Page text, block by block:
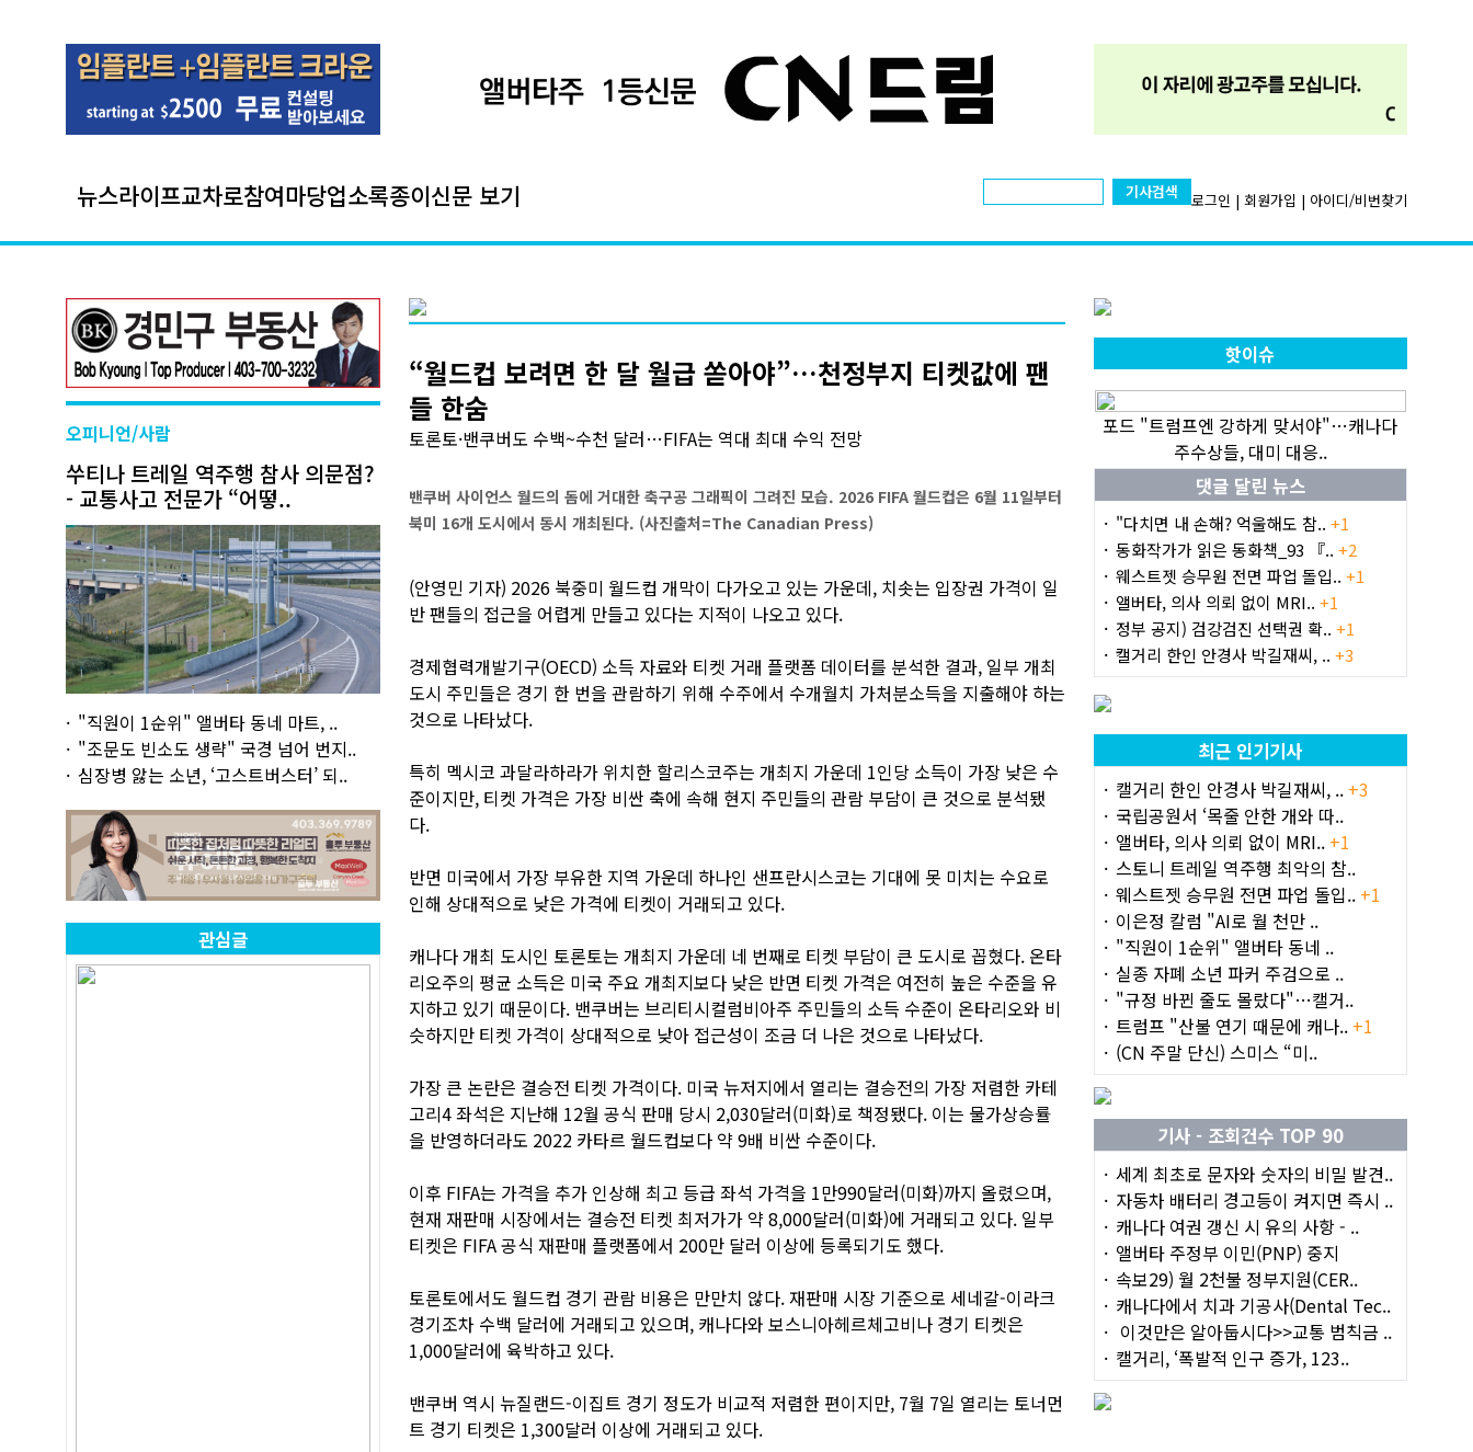
뉴스라이프교차로참여마당업소록종이신문 보기 기사검색 로그인 | 회원가입 | 아이디/비번찾기
오피니언/사람
쑤티나 트레일 역주행 참사 의문점?
- 교통사고 전문가 “어떻..
"직원이 1순위" 앨버타 동네 마트, ..
"조문도 빈소도 생략" 국경 넘어 번지..
심장병 앓는 소년, ‘고스트버스터’ 되..
관심글
“월드컵 보려면 한 달 월급 쏟아야”…천정부지 티켓값에 팬
들 한숨
토론토·밴쿠버도 수백~수천 달러…FIFA는 역대 최대 수익 전망
밴쿠버 사이언스 월드의 돔에 거대한 축구공 그래픽이 그려진 모습. 2026 FIFA 월드컵은 6월 11일부터
북미 16개 도시에서 동시 개최된다. (사진출처=The Canadian Press)
(안영민 기자) 2026 북중미 월드컵 개막이 다가오고 있는 가운데, 치솟는 입장권 가격이 일
반 팬들의 접근을 어렵게 만들고 있다는 지적이 나오고 있다.
경제협력개발기구(OECD) 소득 자료와 티켓 거래 플랫폼 데이터를 분석한 결과, 일부 개최
도시 주민들은 경기 한 번을 관람하기 위해 수주에서 수개월치 가처분소득을 지출해야 하는
것으로 나타났다.
특히 멕시코 과달라하라가 위치한 할리스코주는 개최지 가운데 1인당 소득이 가장 낮은 수
준이지만, 티켓 가격은 가장 비싼 축에 속해 현지 주민들의 관람 부담이 큰 것으로 분석됐
다.
반면 미국에서 가장 부유한 지역 가운데 하나인 샌프란시스코는 기대에 못 미치는 수요로
인해 상대적으로 낮은 가격에 티켓이 거래되고 있다.
캐나다 개최 도시인 토론토는 개최지 가운데 네 번째로 티켓 부담이 큰 도시로 꼽혔다. 온타
리오주의 평균 소득은 미국 주요 개최지보다 낮은 반면 티켓 가격은 여전히 높은 수준을 유
지하고 있기 때문이다. 밴쿠버는 브리티시컬럼비아주 주민들의 소득 수준이 온타리오와 비
슷하지만 티켓 가격이 상대적으로 낮아 접근성이 조금 더 나은 것으로 나타났다.
가장 큰 논란은 결승전 티켓 가격이다. 미국 뉴저지에서 열리는 결승전의 가장 저렴한 카테
고리4 좌석은 지난해 12월 공식 판매 당시 2,030달러(미화)로 책정됐다. 이는 물가상승률
을 반영하더라도 2022 카타르 월드컵보다 약 9배 비싼 수준이다.
이후 FIFA는 가격을 추가 인상해 최고 등급 좌석 가격을 1만990달러(미화)까지 올렸으며,
현재 재판매 시장에서는 결승전 티켓 최저가가 약 8,000달러(미화)에 거래되고 있다. 일부
티켓은 FIFA 공식 재판매 플랫폼에서 200만 달러 이상에 등록되기도 했다.
토론토에서도 월드컵 경기 관람 비용은 만만치 않다. 재판매 시장 기준으로 세네갈-이라크
경기조차 수백 달러에 거래되고 있으며, 캐나다와 보스니아헤르체고비나 경기 티켓은
1,000달러에 육박하고 있다.
밴쿠버 역시 뉴질랜드-이집트 경기 정도가 비교적 저렴한 편이지만, 7월 7일 열리는 토너먼
트 경기 티켓은 1,300달러 이상에 거래되고 있다.
핫이슈
포드 "트럼프엔 강하게 맞서야"…캐나다
주수상들, 대미 대응..
댓글 달린 뉴스
"다치면 내 손해? 억울해도 참.. +1
동화작가가 읽은 동화책_93 『.. +2
웨스트젯 승무원 전면 파업 돌입.. +1
앨버타, 의사 의뢰 없이 MRI.. +1
정부 공지) 검강검진 선택권 확.. +1
캘거리 한인 안경사 박길재씨, .. +3
최근 인기기사
캘거리 한인 안경사 박길재씨, .. +3
국립공원서 ‘목줄 안한 개와 따..
앨버타, 의사 의뢰 없이 MRI.. +1
스토니 트레일 역주행 최악의 참..
웨스트젯 승무원 전면 파업 돌입.. +1
이은정 칼럼 "AI로 월 천만 ..
"직원이 1순위" 앨버타 동네 ..
실종 자폐 소년 파커 주검으로 ..
"규정 바뀐 줄도 몰랐다"…캘거..
트럼프 "산불 연기 때문에 캐나.. +1
(CN 주말 단신) 스미스 “미..
기사 - 조회건수 TOP 90
세계 최초로 문자와 숫자의 비밀 발견..
자동차 배터리 경고등이 켜지면 즉시 ..
캐나다 여권 갱신 시 유의 사항 - ..
앨버타 주정부 이민(PNP) 중지
속보29) 월 2천불 정부지원(CER..
캐나다에서 치과 기공사(Dental Tec..
이것만은 알아둡시다>>교통 범칙금 ..
캘거리, ‘폭발적 인구 증가, 123..